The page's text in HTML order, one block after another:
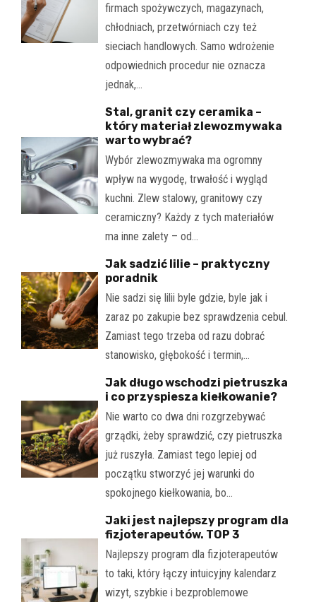
firmach spożywczych, magazynach,
chłodniach, przetwórniach czy też
sieciach handlowych. Samo wdrożenie
odpowiednich procedur nie oznacza
jednak,…
Stal, granit czy ceramika –
który materiał zlewozmywaka
warto wybrać?
Wybór zlewozmywaka ma ogromny
wpływ na wygodę, trwałość i wygląd
kuchni. Zlew stalowy, granitowy czy
ceramiczny? Każdy z tych materiałów
ma inne zalety – od…
Jak sadzić lilie – praktyczny
poradnik
Nie sadzi się lilii byle gdzie, byle jak i
zaraz po zakupie bez sprawdzenia cebul.
Zamiast tego trzeba od razu dobrać
stanowisko, głębokość i termin,…
Jak długo wschodzi pietruszka
i co przyspiesza kiełkowanie?
Nie warto co dwa dni rozgrzebywać
grządki, żeby sprawdzić, czy pietruszka
już ruszyła. Zamiast tego lepiej od
początku stworzyć jej warunki do
spokojnego kiełkowania, bo…
Jaki jest najlepszy program dla
fizjoterapeutów. TOP 3
Najlepszy program dla fizjoterapeutów
to taki, który łączy intuicyjny kalendarz
wizyt, szybkie i bezproblemowe